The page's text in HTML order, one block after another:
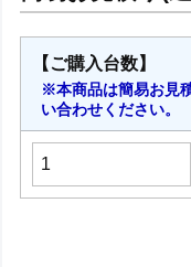
【ご購入台数】
※本商品は簡易お見
い合わせください。